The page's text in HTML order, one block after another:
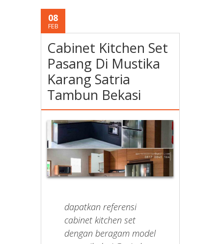
08
FEB
Cabinet Kitchen Set
Pasang Di Mustika
Karang Satria
Tambun Bekasi
dapatkan referensi
cabinet kitchen set
dengan beragam model